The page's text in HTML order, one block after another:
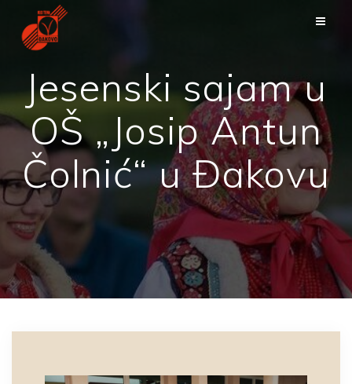
Jesenski sajam u
OŠ „Josip Antun
Čolnić“ u Đakovu